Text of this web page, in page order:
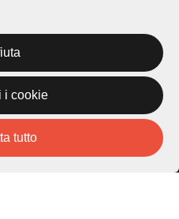
Policy
i cookie
tutto